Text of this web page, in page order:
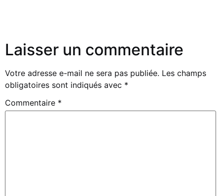
Laisser un commentaire
Votre adresse e-mail ne sera pas publiée. Les champs
obligatoires sont indiqués avec *
Commentaire *